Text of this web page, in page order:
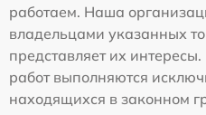
работаем. Наша
владельцами указанных
представляет их
работ выполняются
находящихся в законном